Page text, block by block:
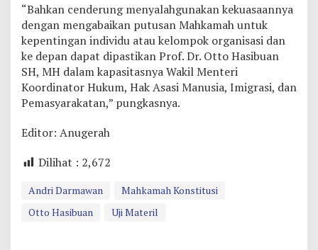
“Bahkan cenderung menyalahgunakan kekuasaannya
dengan mengabaikan putusan Mahkamah untuk
kepentingan individu atau kelompok organisasi dan
ke depan dapat dipastikan Prof. Dr. Otto Hasibuan
SH, MH dalam kapasitasnya Wakil Menteri
Koordinator Hukum, Hak Asasi Manusia, Imigrasi, dan
Pemasyarakatan,” pungkasnya.
Editor: Anugerah
Dilihat : 2,672
Andri Darmawan
Mahkamah Konstitusi
Otto Hasibuan
Uji Materil